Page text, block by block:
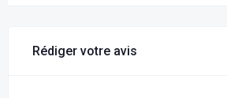
Rédiger votre avis